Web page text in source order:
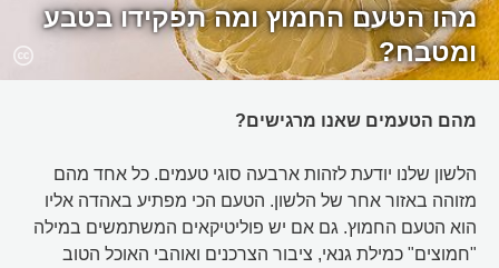
מהו הטעם החמוץ ומה תפקידו בטבע
ומטבח?
מהם הטעמים שאנו מרגישים?
הלשון שלנו יודעת לזהות ארבעה סוגי טעמים. כל אחד מהם
מזוהה באזור אחר של הלשון. הטעם הכי מפתיע באהדה אליו
הוא הטעם החמוץ. גם אם יש פוליטיקאים המשתמשים במילה
"חמוצים" כמילת גנאי, ציבור הצרכנים ואוהבי האוכל הטוב